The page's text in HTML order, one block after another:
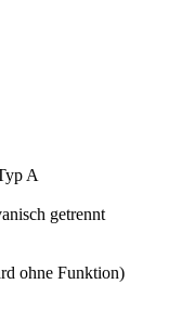
A
getrennt
ohne Funktion)